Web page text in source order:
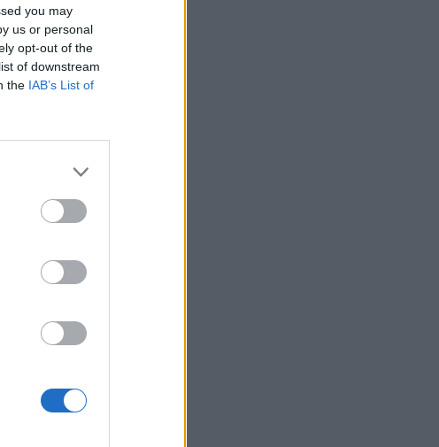
you may
us or personal
opt-out of the
of downstream
the IAB’s List of
(dati 2008–